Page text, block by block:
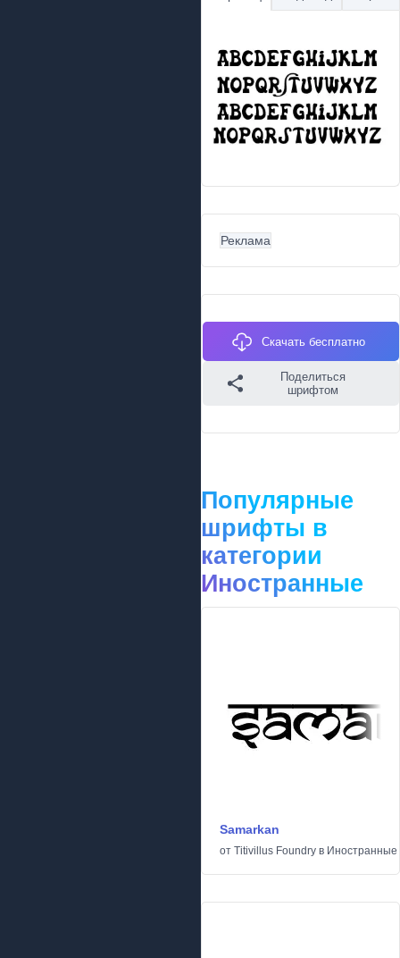
Реклама
Скачать бесплатно
Поделиться
шрифтом
Популярные
шрифты в
категории
Иностранные
Samarkan
от Titivillus Foundry в Иностранные